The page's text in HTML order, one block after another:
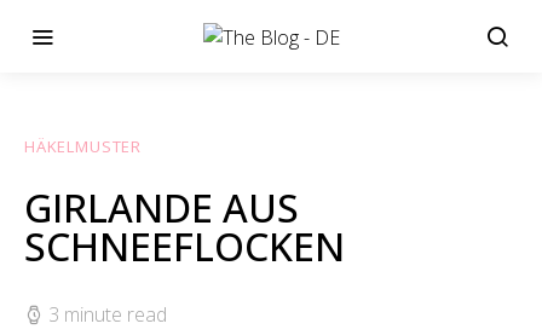
HÄKELMUSTER
GIRLANDE AUS
SCHNEEFLOCKEN
3 minute read